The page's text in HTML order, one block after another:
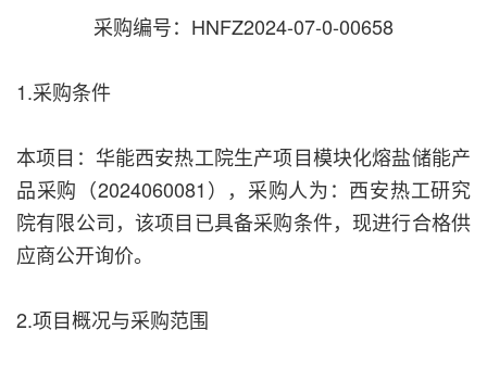
采购编号：HNFZ2024-07-0-00658
1.采购条件
本项目：华能西安热工院生产项目模块化熔盐储能产
品采购（2024060081），采购人为：西安热工研究
院有限公司，该项目已具备采购条件，现进行合格供
应商公开询价。
2.项目概况与采购范围